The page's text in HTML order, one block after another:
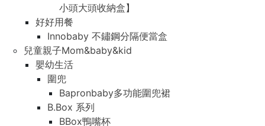
小頭大頭收納盒】
好好用餐
Innobaby 不鏽鋼分隔便當盒
兒童親子Mom&baby&kid
嬰幼生活
圍兜
Bapronbaby多功能圍兜裙
B.Box 系列
BBox鴨嘴杯